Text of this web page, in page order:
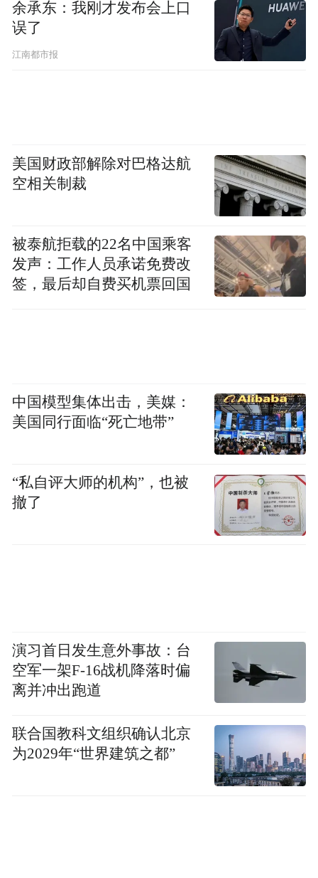
能会以全股票交易的方式收购特斯拉，特斯
拉的估值“可能”会溢价20%至30%。
他还补充道：“特斯拉董事会可能倾向于提供
溢价，以弥补失去投票控制权的损失，尤其
是马斯克对合并实体的投票控制权可能超过
另外，RBC周二首次对SpaceX的股票进行评
级，目标价为225美元，这意味着相对于当前
“特别声明：以上作品内容(包括在内的视频、图片或音
余承东：我刚才发布会上口
误了
江南都市报
美国财政部解除对巴格达航
空相关制裁
被泰航拒载的22名中国乘客
发声：工作人员承诺免费改
签，最后却自费买机票回国
中国模型集体出击，美媒：
美国同行面临“死亡地带”
“私自评大师的机构”，也被
撤了
演习首日发生意外事故：台
空军一架F-16战机降落时偏
离并冲出跑道
联合国教科文组织确认北京
为2029年“世界建筑之都”